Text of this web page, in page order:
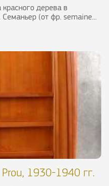
дерева в
(от фр. semaine...
1930-1940 гг.